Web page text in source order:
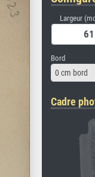
Largeur
Bord
0 cm bord
Cadre